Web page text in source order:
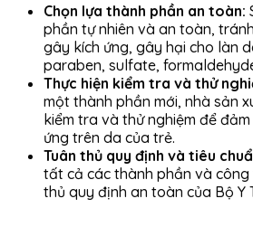
Chọn lựa thành phần an toàn:
phần tự nhiên và an toàn,
gây kích ứng, gây hại cho làn
paraben, sulfate,
Thực hiện kiểm tra và thử
một thành phần mới, nhà sản
kiểm tra và thử nghiệm để
ứng trên da của trẻ.
Tuân thủ quy định và tiêu
tất cả các thành phần và
thủ quy định an toàn của Bộ Y